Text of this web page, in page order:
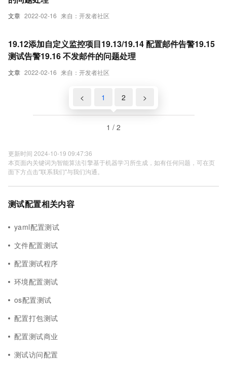
文章 2022-02-16 来自：开发者社区
文章 2022-02-16 来自：开发者社区
19.12添加自定义监控项目19.13/19.14 配置邮件告警19.15
测试告警19.16 不发邮件的问题处理
< 1 2 >
1 / 2
更新时间 2024-10-19 09:47:36
本页面内关键词为智能算法引擎基于机器学习所生成，如有任何问题，可在页
面下方点击"联系我们"与我们沟通。
测试配置相关内容
yaml配置测试
文件配置测试
配置测试程序
环境配置测试
os配置测试
配置打包测试
配置测试商业
测试访问配置